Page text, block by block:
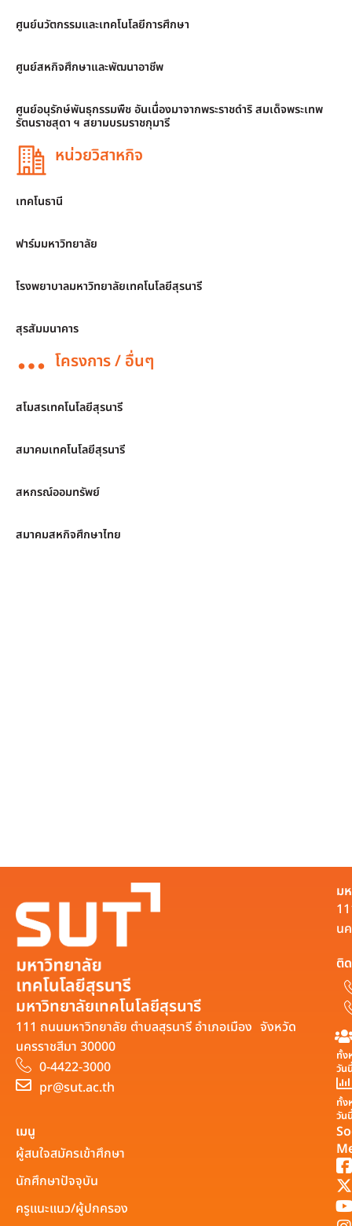
ศูนย์นวัตกรรมและเทคโนโลยีการศึกษา
ศูนย์สหกิจศึกษาและพัฒนาอาชีพ
ศูนย์อนุรักษ์พันธุกรรมพืช อันเนื่องมาจากพระราชดำริ สมเด็จพระเทพ
รัตนราชสุดา ฯ สยามบรมราชกุมารี
หน่วยวิสาหกิจ
เทคโนธานี
ฟาร์มมหาวิทยาลัย
โรงพยาบาลมหาวิทยาลัยเทคโนโลยีสุรนารี
สุรสัมมนาคาร
โครงการ / อื่นๆ
สโมสรเทคโนโลยีสุรนารี
สมาคมเทคโนโลยีสุรนารี
สหกรณ์ออมทรัพย์
สมาคมสหกิจศึกษาไทย
มหาวิทยาลัยเทคโนโลยีสุรนารี
111 ถนนมหาวิทยาลัย ตำบลสุรนารี อำเภอเมือง จังหวัด
นครราชสีมา 30000
0-4422-3000
pr@sut.ac.th
ม
น
ติ
ทั้ง
วัน
ทั้ง
วัน
เมนู
ผู้สนใจสมัครเข้าศึกษา
นักศึกษาปัจจุบัน
ครูแนะแนว/ผู้ปกครอง